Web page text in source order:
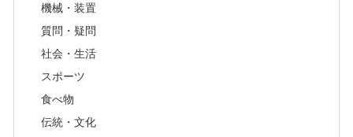
機械・装置
質問・疑問
社会・生活
スポーツ
食べ物
伝統・文化